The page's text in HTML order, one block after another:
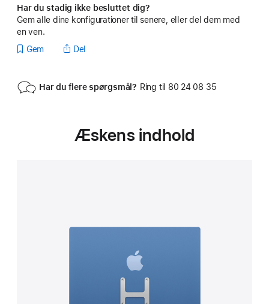
Har du stadig ikke besluttet dig?
Gem alle dine konfigurationer til senere, eller del dem med
en ven.
Gem
Del
Har du flere spørgsmål? Ring til 80 24 08 35
Æskens indhold